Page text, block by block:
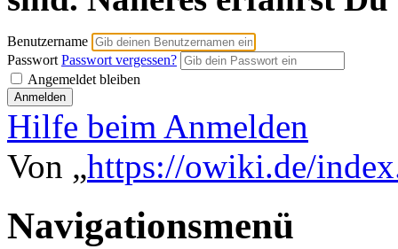
Benutzername
Passwort Passwort vergessen?
Angemeldet bleiben
Hilfe beim Anmelden
Von „https://owiki.de/
Navigationsmenü